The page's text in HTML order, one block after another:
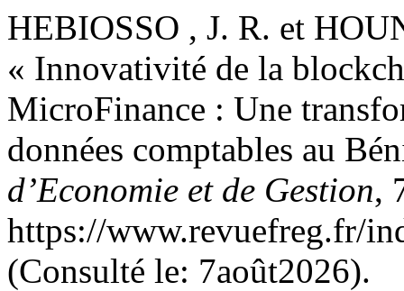
HEBIOSSO , J. R. et
« Innovativité de la
MicroFinance : Une
données comptables au
d’Economie et de Gestion,
https://www.revuefreg.fr/
(Consulté le: 7août2026).